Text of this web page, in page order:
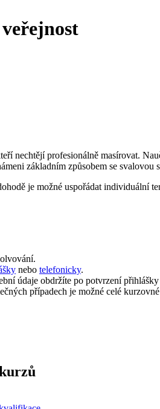
nechtějí profesionálně masírovat.
základním způsobem se svalovou
je možné uspořádat individuální
nebo telefonicky.
údaje obdržíte po potvrzení
případech je možné celé